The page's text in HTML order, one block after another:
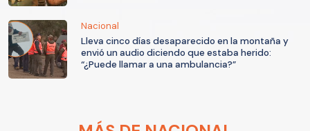
Nacional
Lleva cinco días desaparecido en la montaña y
envió un audio diciendo que estaba herido:
“¿Puede llamar a una ambulancia?”